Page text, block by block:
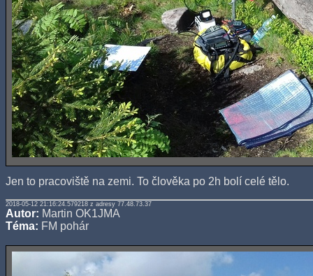
Jen to pracoviště na zemi. To člověka po 2h bolí celé tělo.
2018-05-12 21:16:24.579218 z adresy 77.48.73.37
Autor: Martin OK1JMA
Téma: FM pohár